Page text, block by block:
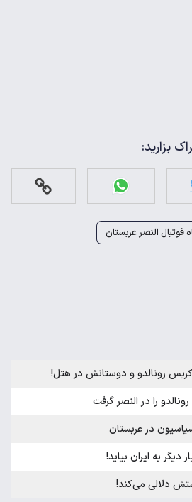
بزارید:
فوتبال النصر عربستان
را در النصر گرفت
در عربستان
دلالی می‌کند!